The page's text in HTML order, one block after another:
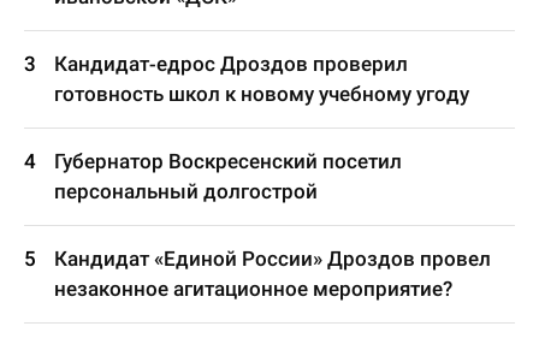
Кандидат-едрос Дроздов проверил
готовность школ к новому учебному угоду
Губернатор Воскресенский посетил
персональный долгострой
Кандидат «Единой России» Дроздов провел
незаконное агитационное мероприятие?